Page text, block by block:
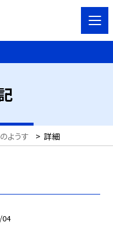
ようす > 詳細
04